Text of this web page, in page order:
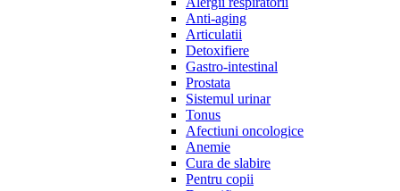
Anti-aging
Articulatii
Detoxifiere
Gastro-intestinal
Prostata
Sistemul urinar
Tonus
Afectiuni oncologice
Anemie
Cura de slabire
Pentru copii